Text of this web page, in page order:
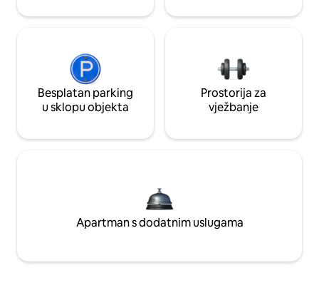
Besplatan parking
u sklopu objekta
Prostorija za
vježbanje
Apartman s dodatnim uslugama